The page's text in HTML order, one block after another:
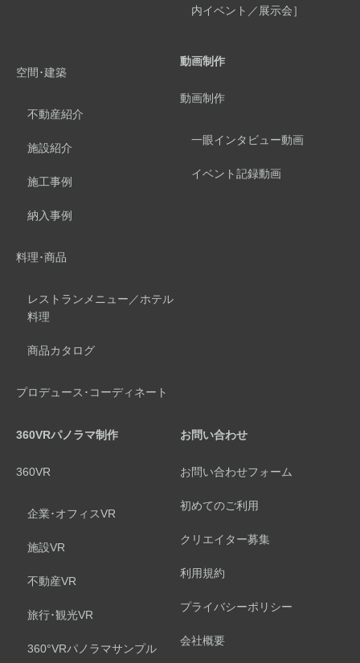
内イベント／展示会］
空間･建築
不動産紹介
施設紹介
施工事例
納入事例
料理･商品
レストランメニュー／ホテル
料理
商品カタログ
プロデュース･コーディネート
動画制作
動画制作
一眼インタビュー動画
イベント記録動画
360VRパノラマ制作
360VR
企業･オフィスVR
施設VR
不動産VR
旅行･観光VR
360°VRパノラマサンプル
お問い合わせ
お問い合わせフォーム
初めてのご利用
クリエイター募集
利用規約
プライバシーポリシー
会社概要